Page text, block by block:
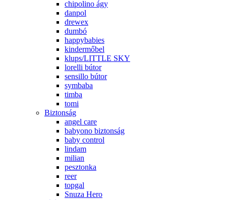
chipolino ágy
danpol
drewex
dumbó
happybabies
kindermőbel
klups/LITTLE SKY
lorelli bútor
sensillo bútor
symbaba
timba
tomi
Biztonság
angel care
babyono biztonság
baby control
lindam
milian
pesztonka
reer
topgal
Snuza Hero